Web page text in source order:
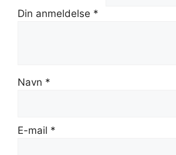
Din anmeldelse *
Navn *
E-mail *